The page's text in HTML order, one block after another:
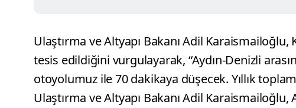
Ulaştırma ve Altyapı Bakanı Adil Karaismailoğlu,
tesis edildiğini vurgulayarak, “Aydın-Denizli
otoyolumuz ile 70 dakikaya düşecek. Yıllık
Ulaştırma ve Altyapı Bakanı Adil